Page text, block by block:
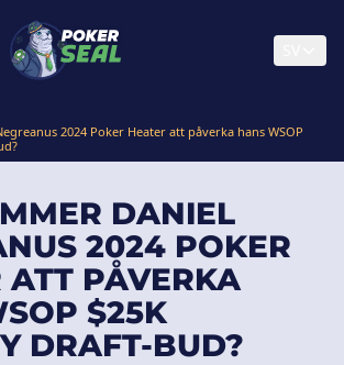
2024 Poker Heater att påverka hans WSOP
DANIEL
2024 POKER
ATT PÅVERKA
$25K
DRAFT-BUD?